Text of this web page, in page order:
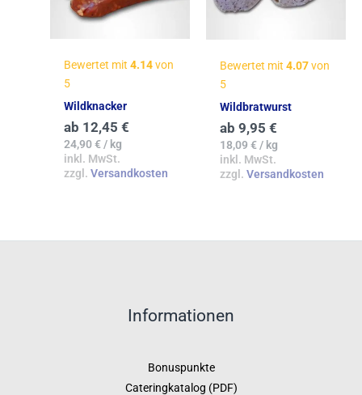
Bewertet mit 4.14von
5
Wildknacker
ab 12,45 €
24,90€/ kg
inkl. MwSt.
zzgl. Versandkosten
Bewertet mit 4.07von
5
Wildbratwurst
ab 9,95 €
18,09 €/ kg
inkl. MwSt.
zzgl. Versandkosten
Informationen
Bonuspunkte
Cateringkatalog (PDF)